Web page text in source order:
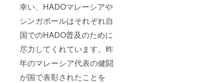
幸い、HADOマレーシアや
シンガポールはそれぞれ自
国でのHADO普及のために
尽力してくれています。昨
年のマレーシア代表の健闘
が国で表彰されたことを